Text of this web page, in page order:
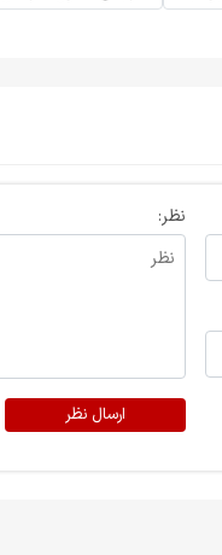
نظر:
ارسال نظر